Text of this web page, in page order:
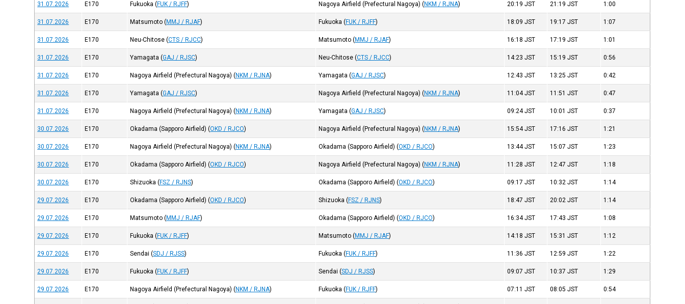
31.07.2026 E170 Fukuoka (FUK / RJFF) Nagoya Airfield (Prefectural Nagoya) (NKM / RJNA) 20:19JST 21:19JST 1:00
31.07.2026 E170 Matsumoto (MMJ / RJAF) Fukuoka (FUK / RJFF) 18:09JST 19:17JST 1:07
31.07.2026 E170 Neu-Chitose (CTS / RJCC) Matsumoto (MMJ / RJAF) 16:18JST 17:19JST 1:01
31.07.2026 E170 Yamagata (GAJ / RJSC) Neu-Chitose (CTS / RJCC) 14:23JST 15:19JST 0:56
31.07.2026 E170 Nagoya Airfield (Prefectural Nagoya) (NKM / RJNA) Yamagata (GAJ / RJSC) 12:43JST 13:25JST 0:42
31.07.2026 E170 Yamagata (GAJ / RJSC) Nagoya Airfield (Prefectural Nagoya) (NKM / RJNA) 11:04JST 11:51JST 0:47
31.07.2026 E170 Nagoya Airfield (Prefectural Nagoya) (NKM / RJNA) Yamagata (GAJ / RJSC) 09:24JST 10:01JST 0:37
30.07.2026 E170 Okadama (Sapporo Airfield) (OKD / RJCO) Nagoya Airfield (Prefectural Nagoya) (NKM / RJNA) 15:54JST 17:16JST 1:21
30.07.2026 E170 Nagoya Airfield (Prefectural Nagoya) (NKM / RJNA) Okadama (Sapporo Airfield) (OKD / RJCO) 13:44JST 15:07JST 1:23
30.07.2026 E170 Okadama (Sapporo Airfield) (OKD / RJCO) Nagoya Airfield (Prefectural Nagoya) (NKM / RJNA) 11:28JST 12:47JST 1:18
30.07.2026 E170 Shizuoka (FSZ / RJNS) Okadama (Sapporo Airfield) (OKD / RJCO) 09:17JST 10:32JST 1:14
29.07.2026 E170 Okadama (Sapporo Airfield) (OKD / RJCO) Shizuoka (FSZ / RJNS) 18:47JST 20:02JST 1:14
29.07.2026 E170 Matsumoto (MMJ / RJAF) Okadama (Sapporo Airfield) (OKD / RJCO) 16:34JST 17:43JST 1:08
29.07.2026 E170 Fukuoka (FUK / RJFF) Matsumoto (MMJ / RJAF) 14:18JST 15:31JST 1:12
29.07.2026 E170 Sendai (SDJ / RJSS) Fukuoka (FUK / RJFF) 11:36JST 12:59JST 1:22
29.07.2026 E170 Fukuoka (FUK / RJFF) Sendai (SDJ / RJSS) 09:07JST 10:37JST 1:29
29.07.2026 E170 Nagoya Airfield (Prefectural Nagoya) (NKM / RJNA) Fukuoka (FUK / RJFF) 07:11JST 08:05JST 0:54